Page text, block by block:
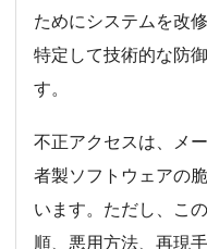
ためにシステムを改
特定して技術的な防
す。
不正アクセスは、メ
者製ソフトウェアの
います。ただし、こ
順、悪用方法、再現